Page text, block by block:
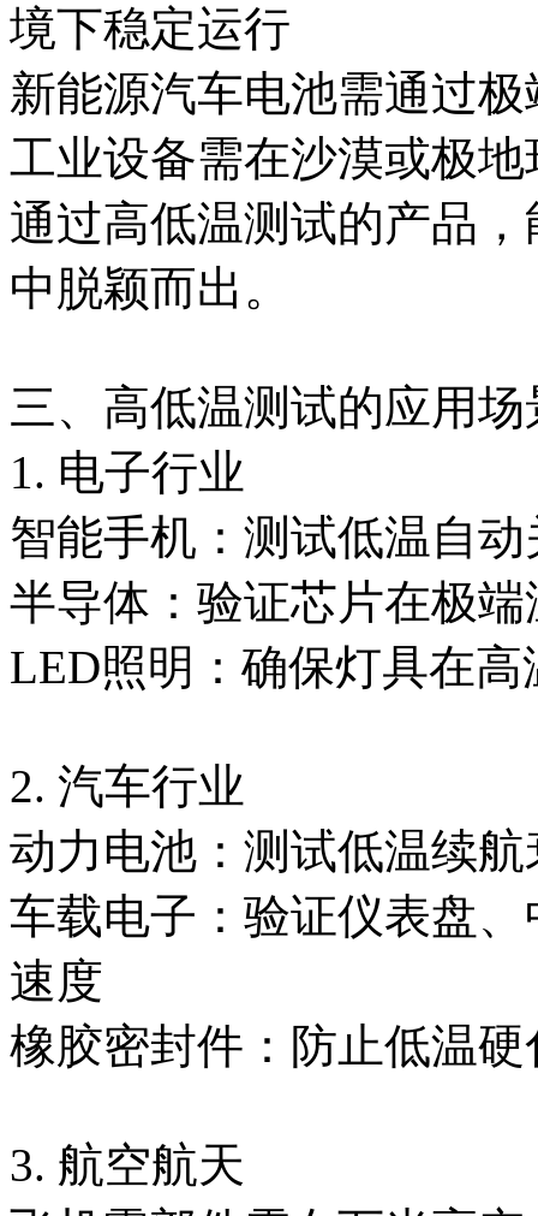
境下稳定运行
新能源汽车电池需通过
工业设备需在沙漠或极
通过高低温测试的产品
中脱颖而出。
三、高低温测试的应用场
1. 电子行业
智能手机：测试低温自
半导体：验证芯片在极
LED照明：确保灯具在
2. 汽车行业
动力电池：测试低温续
车载电子：验证仪表盘
速度
橡胶密封件：防止低温
3. 航空航天